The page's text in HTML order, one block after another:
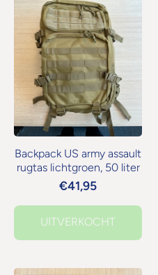
Backpack US army assault
rugtas lichtgroen, 50 liter
€41,95
UITVERKOCHT